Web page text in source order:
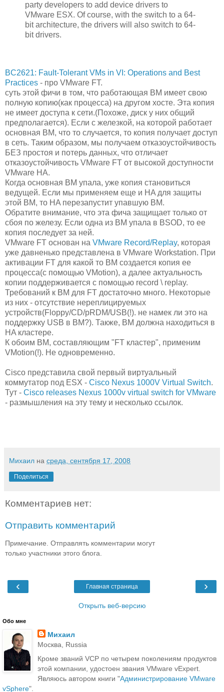
party developers to add device drivers to
VMware ESX. Of course, with the switch to a 64-
bit architecture, the drivers will also switch to 64-
bit drivers.
BC2621: Fault-Tolerant VMs in VI: Operations and Best
Practices - про VMware FT.
суть этой фичи в том, что работающая ВМ имеет свою
полную копию(как процесса) на другом хосте. Эта копия
не имеет доступа к сети.(Похоже, диск у них общий
предполагается). Если с железкой, на которой работает
основная ВМ, что то случается, то копия получает доступ
в сеть. Таким образом, мы получаем отказоустойчивость
БЕЗ простоя и потерь данных, что отличает
отказоустойчивость VMware FT от высокой доступности
VMware HA.
Когда основная ВМ упала, уже копия становиться
ведущей. Если мы применяем еще и HA для защиты
этой ВМ, то HA перезапустит упавшую ВМ.
Обратите внимание, что эта фича защищает только от
сбоя по железу. Если одна из ВМ упала в BSOD, то ее
копия последует за ней.
VMware FT основан на VMware Record/Replay, которая
уже давненько представлена в VMware Workstation. При
активации FT для какой то ВМ создается копия ее
процесса(с помощью VMotion), а далее актуальность
копии поддерживается с помощью record \ replay.
Требований к ВМ для FT достаточно много. Некоторые
из них - отсутствие нереплицируемых
устройств(Floppy/CD/pRDM/USB(!). не намек ли это на
поддержку USB в ВМ?). Также, ВМ должна находиться в
HA кластере.
К обоим ВМ, составляющим "FT кластер", применим
VMotion(!). Не одновременно.
Cisco представила свой первый виртуальный
коммутатор под ESX - Cisco Nexus 1000V Virtual Switch.
Тут - Cisco releases Nexus 1000v virtual switch for VMware
- размышления на эту тему и несколько ссылок.
Михаил на среда, сентября 17, 2008
Поделиться
Комментариев нет:
Отправить комментарий
Примечание. Отправлять комментарии могут
только участники этого блога.
‹ ›
Главная страница
Открыть веб-версию
Обо мне
Михаил
Москва, Russia
Кроме званий VCP по четырем поколениям продуктов
этой компании, удостоен звания VMware vExpert.
Являюсь автором книги "Администрирование VMware
vSphere".